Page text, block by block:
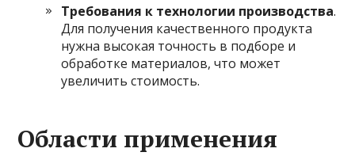
Требования к технологии производства.
Для получения качественного продукта
нужна высокая точность в подборе и
обработке материалов, что может
увеличить стоимость.
Области применения